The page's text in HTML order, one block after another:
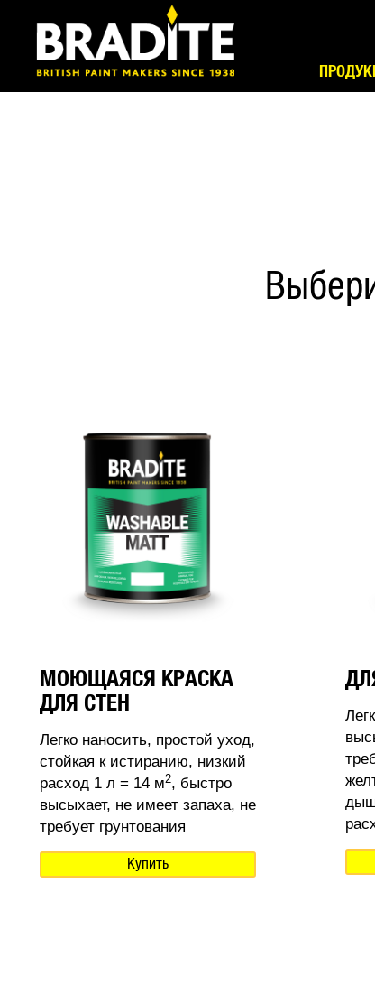
МОЮЩАЯСЯ КРАСКА
ДЛЯ СТЕН
Легко наносить, простой уход,
стойкая к истиранию, низкий
расход 1 л = 14 м2, быстро
высыхает, не имеет запаха, не
требует грунтования
Купить